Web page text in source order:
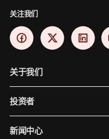
关注我们
关于我们
投资者
新闻中心